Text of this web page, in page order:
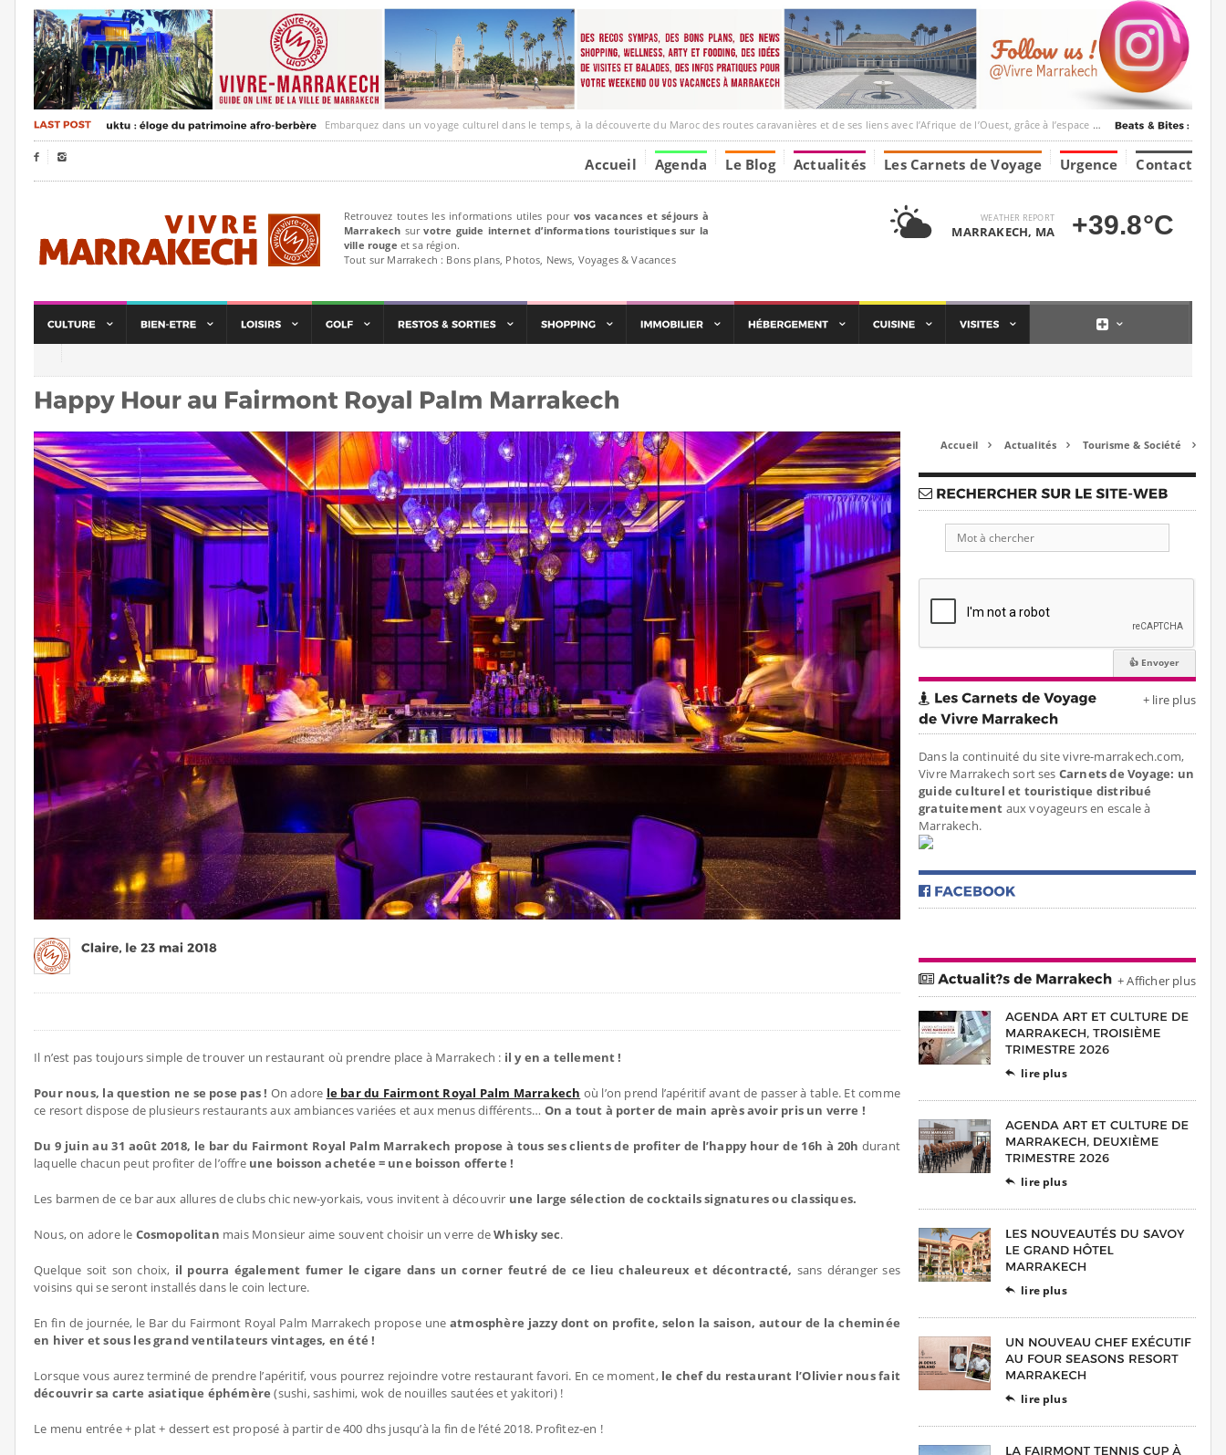
Embarquez dans un voyage culturel dans le temps, à la découverte du Maroc des routes caravanières et de ses liens avec l’Afrique de l’Ouest, grâce à l’espace Marrakesh-Tumbuktu.
  Accueil Agenda Le Blog Actualités Les Carnets de Voyage Urgence Contact
Retrouvez toutes les informations utiles pour vos vacances et séjours à
Marrakech survotre guide internet d’informations touristiques sur la
ville rouge et sa région.
Tout sur Marrakech : Bons plans, Photos, News, Voyages & Vacances
WEATHER REPORT
MARRAKECH, MA +39.8°C
Il n’est pas toujours simple de trouver un restaurant où prendre place à Marrakech : il y en a tellement !
Pour nous, la question ne se pose pas ! On adore le bar du Fairmont Royal Palm Marrakech où l’on prend l’apéritif avant de passer à table. Et comme
ce resort dispose de plusieurs restaurants aux ambiances variées et aux menus différents… On a tout à porter de main après avoir pris un verre !
Du 9 juin au 31 août 2018, le bar du Fairmont Royal Palm Marrakech propose à tous ses clients de profiter de l’happy hour de 16h à 20h durant
laquelle chacun peut profiter de l’offre une boisson achetée = une boisson offerte !
Les barmen de ce bar aux allures de clubs chic new-yorkais, vous invitent à découvrir une large sélection de cocktails signatures ou classiques.
Nous, on adore le Cosmopolitan mais Monsieur aime souvent choisir un verre deWhisky sec.
Quelque soit son choix, il pourra également fumer le cigare dans un corner feutré de ce lieu chaleureux et décontracté, sans déranger ses
voisins qui se seront installés dans le coin lecture.
En fin de journée, le Bar du Fairmont Royal Palm Marrakech propose une atmosphère jazzy dont on profite, selon la saison, autour de la cheminée
en hiver et sous les grand ventilateurs vintages, en été !
Lorsque vous aurez terminé de prendre l’apéritif, vous pourrez rejoindre votre restaurant favori. En ce moment,le chef du restaurant l’Olivier nous fait
découvrir sa carte asiatique éphémère (sushi, sashimi, wok de nouilles sautées et yakitori) !
Le menu entrée + plat + dessert est proposé à partir de 400 dhs jusqu’à la fin de l’été 2018. Profitez-en !
Accueil  Actualités  Tourisme & Société 
+ lire plus
Dans la continuité du site vivre-marrakech.com,
Vivre Marrakech sort ses Carnets de Voyage: un
guide culturel et touristique distribué
gratuitement aux voyageurs en escale à
Marrakech.
+ Afficher plus
 lire plus
 lire plus
 lire plus
 lire plus